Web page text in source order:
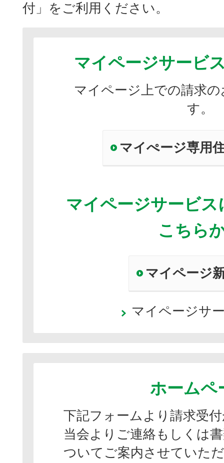
付」をご利用ください。
マイページサービ
マイページ上での請求
す。
マイぺージ専用
マイページサービス
こちら
マイページ
マイページサ
ホームペ
下記フォームより請求受
当会よりご連絡もしくは
ついてご案内させていた